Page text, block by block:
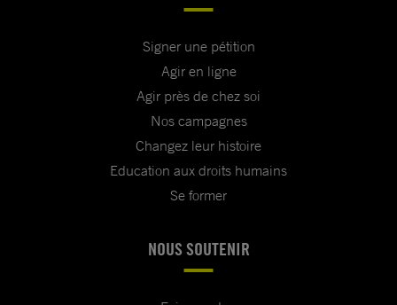
Signer une pétition
Agir en ligne
Agir près de chez soi
Nos campagnes
Changez leur histoire
Education aux droits humains
Se former
NOUS SOUTENIR